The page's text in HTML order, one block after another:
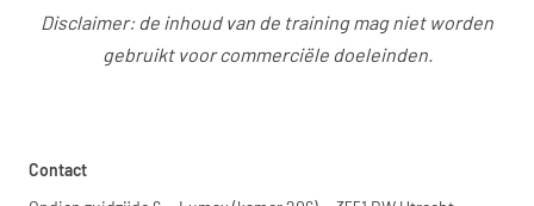
Disclaimer: de inhoud van de training mag niet worden
gebruikt voor commerciële doeleinden.
Contact